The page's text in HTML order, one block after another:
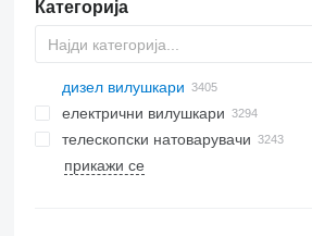
Категорија
дизел вилушкари
електрични вилушкари
телескопски натоварувачи
прикажи се